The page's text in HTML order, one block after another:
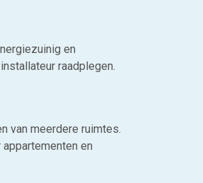
en
raadplegen.
van meerdere ruimtes.
en